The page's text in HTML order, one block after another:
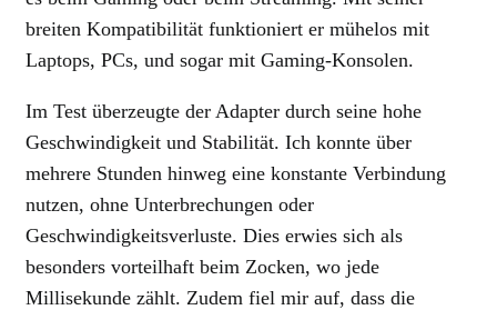
breiten Kompatibilität funktioniert er mühelos mit
Laptops, PCs, und sogar mit Gaming-Konsolen.
Im Test überzeugte der Adapter durch seine hohe
Geschwindigkeit und Stabilität. Ich konnte über
mehrere Stunden hinweg eine konstante Verbindung
nutzen, ohne Unterbrechungen oder
Geschwindigkeitsverluste. Dies erwies sich als
besonders vorteilhaft beim Zocken, wo jede
Millisekunde zählt. Zudem fiel mir auf, dass die